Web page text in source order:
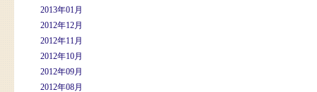
2013年01月
2012年12月
2012年11月
2012年10月
2012年09月
2012年08月